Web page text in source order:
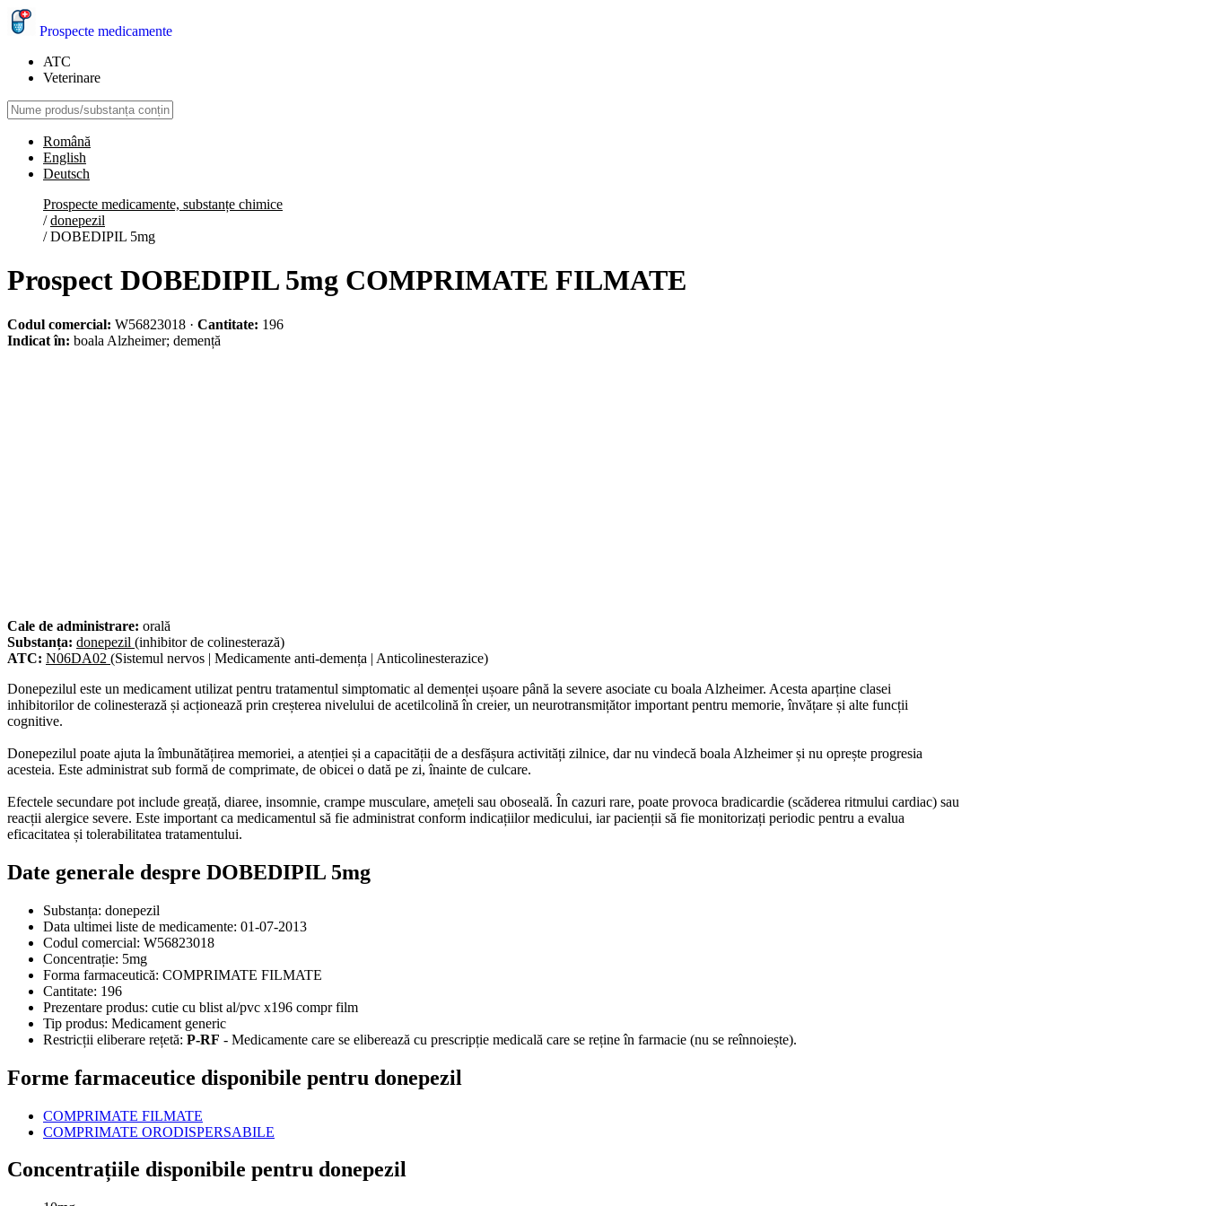
Prospecte medicamente
ATC
Veterinare
Română
English
Deutsch
Prospecte medicamente, substanțe chimice
/ donepezil
/ DOBEDIPIL 5mg
Prospect DOBEDIPIL 5mg COMPRIMATE FILMATE
Codul comercial: W56823018 · Cantitate: 196
Indicat în: boala Alzheimer; demență
Cale de administrare: orală
Substanța: donepezil (inhibitor de colinesterază)
ATC: N06DA02 (Sistemul nervos | Medicamente anti-demența | Anticolinesterazice)
Donepezilul este un medicament utilizat pentru tratamentul simptomatic al demenței ușoare până la severe asociate cu boala Alzheimer. Acesta aparține clasei
inhibitorilor de colinesterază și acționează prin creșterea nivelului de acetilcolină în creier, un neurotransmițător important pentru memorie, învățare și alte funcții
cognitive.
Donepezilul poate ajuta la îmbunătățirea memoriei, a atenției și a capacității de a desfășura activități zilnice, dar nu vindecă boala Alzheimer și nu oprește progresia
acesteia. Este administrat sub formă de comprimate, de obicei o dată pe zi, înainte de culcare.
Efectele secundare pot include greață, diaree, insomnie, crampe musculare, amețeli sau oboseală. În cazuri rare, poate provoca bradicardie (scăderea ritmului cardiac) sau
reacții alergice severe. Este important ca medicamentul să fie administrat conform indicațiilor medicului, iar pacienții să fie monitorizați periodic pentru a evalua
eficacitatea și tolerabilitatea tratamentului.
Date generale despre DOBEDIPIL 5mg
Substanța: donepezil
Data ultimei liste de medicamente: 01-07-2013
Codul comercial: W56823018
Concentrație: 5mg
Forma farmaceutică: COMPRIMATE FILMATE
Cantitate: 196
Prezentare produs: cutie cu blist al/pvc x196 compr film
Tip produs: Medicament generic
Restricții eliberare rețetă: P-RF - Medicamente care se eliberează cu prescripție medicală care se reține în farmacie (nu se reînnoiește).
Forme farmaceutice disponibile pentru donepezil
COMPRIMATE FILMATE
COMPRIMATE ORODISPERSABILE
Concentrațiile disponibile pentru donepezil